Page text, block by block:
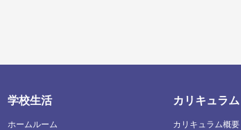
学校生活
ホームルーム
カリキュラム
カリキュラム概要